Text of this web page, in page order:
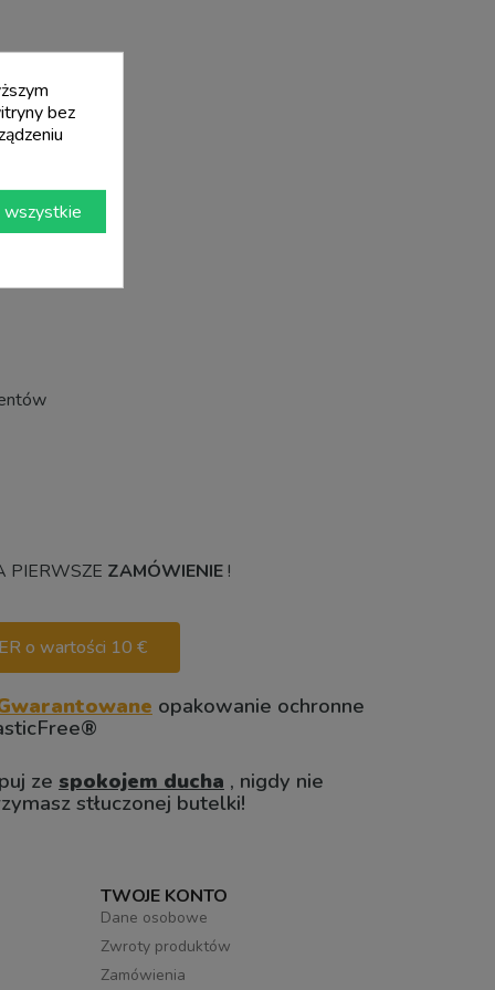
PIERWSZE ZAMÓWIENIE!
o wartości 10 €
opakowanie ochronne
ze spokojem ducha , nigdy nie
stłuczonej butelki!
TWOJE KONTO
Dane osobowe
Zwroty produktów
Zamówienia
bez
wszystkie